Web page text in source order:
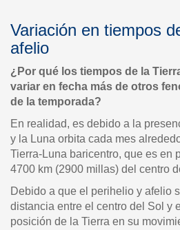
Variación en tiempos
afelio
¿Por qué los tiempos de la
variar en fecha más de otros
de la temporada?
En realidad, es debido a la
y la Luna orbita cada mes
Tierra-Luna baricentro, que es en
4700 km (2900 millas) del centro
Debido a que el perihelio y afelio
distancia entre el centro del Sol y
posición de la Tierra en su